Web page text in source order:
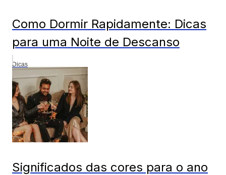
Como Dormir Rapidamente: Dicas
para uma Noite de Descanso
Dicas
Significados das cores para o ano